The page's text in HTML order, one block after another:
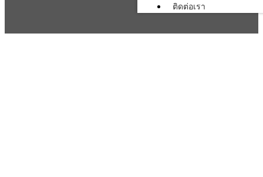
ติดต่อเรา